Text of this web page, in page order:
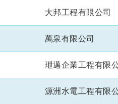
大邦工程有限公司
萬泉有限公司
玴邁企業工程有限
源洲水電工程有限